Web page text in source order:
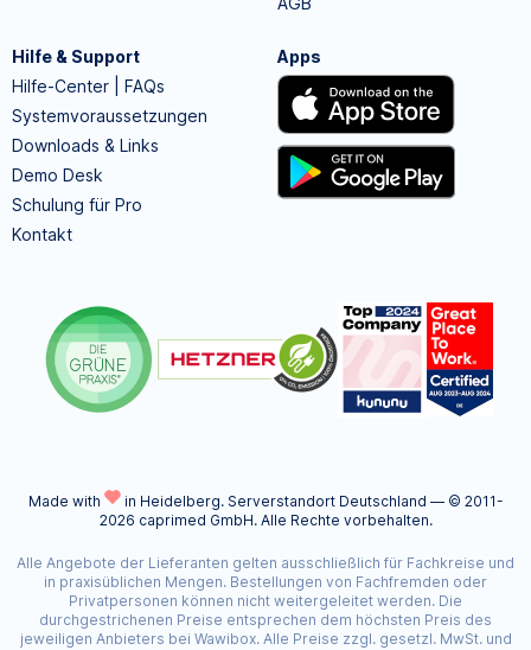
Hilfe & Support
Hilfe-Center | FAQs
Systemvoraussetzungen
Downloads & Links
Demo Desk
Schulung für Pro
Kontakt
Apps
Made with in Heidelberg. Serverstandort Deutschland — © 2011-
2026 caprimed GmbH. Alle Rechte vorbehalten.
Alle Angebote der Lieferanten gelten ausschließlich für Fachkreise und
in praxisüblichen Mengen. Bestellungen von Fachfremden oder
Privatpersonen können nicht weitergeleitet werden. Die
durchgestrichenen Preise entsprechen dem höchsten Preis des
jeweiligen Anbieters bei Wawibox. Alle Preise zzgl. gesetzl. MwSt. und